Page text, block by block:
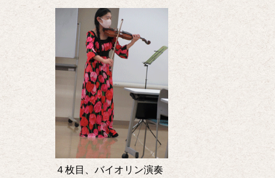
４枚目、バイオリン演奏